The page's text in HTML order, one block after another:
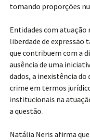
tomando proporções
Entidades com atuação
liberdade de
que contribuem com a
ausência de uma
dados, a inexistência
crime em termos
institucionais na
a questão.
Natália Neris afirma